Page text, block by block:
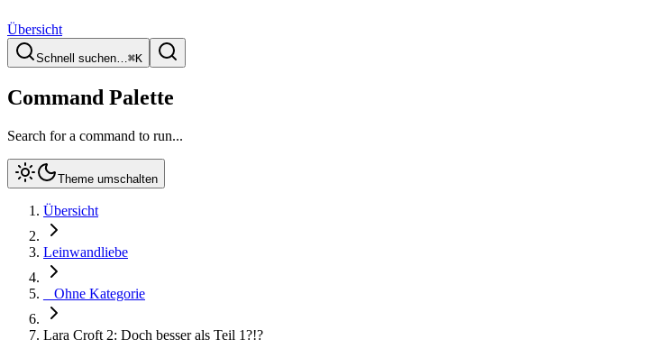
Übersicht
Schnell suchen…⌘K
Command Palette
Search for a command to run...
Theme umschalten
Übersicht
Leinwandliebe
_ Ohne Kategorie
Lara Croft 2: Doch besser als Teil 1?!?